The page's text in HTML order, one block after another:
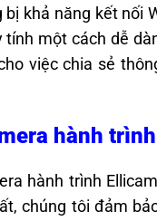
khả năng kết nối
một cách dễ
việc chia sẻ
hành
hành trình
chúng tôi đảm